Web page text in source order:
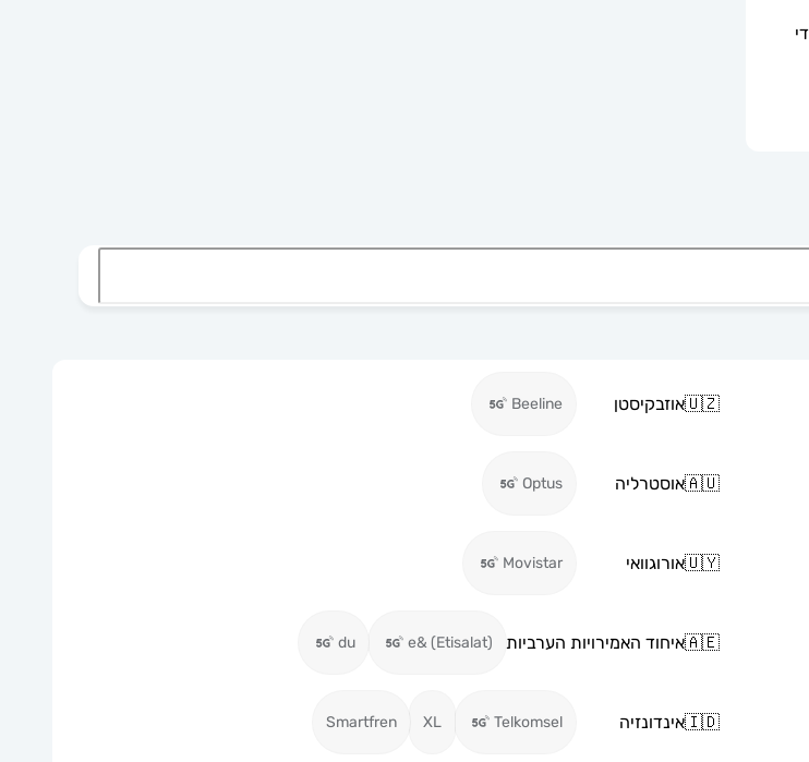
🇺🇿אוזבקיסטן Beeline
🇦🇺אוסטרליה Optus
🇺🇾אורוגוואי Movistar
🇦🇪איחוד האמירויות הערביות e& (Etisalat)
du
🇮🇩אינדונזיה Telkomsel
XL
Smartfren